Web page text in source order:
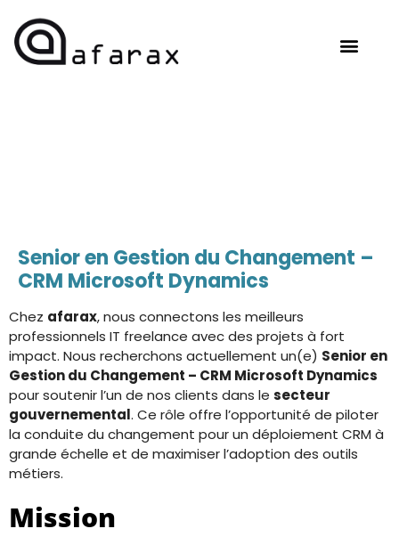
Senior en Gestion du Changement –
CRM Microsoft Dynamics
Chez afarax, nous connectons les meilleurs
professionnels IT freelance avec des projets à fort
impact. Nous recherchons actuellement un(e) Senior en
Gestion du Changement – CRM Microsoft Dynamics
pour soutenir l’un de nos clients dans le secteur
gouvernemental. Ce rôle offre l’opportunité de piloter
la conduite du changement pour un déploiement CRM à
grande échelle et de maximiser l’adoption des outils
métiers.
Mission